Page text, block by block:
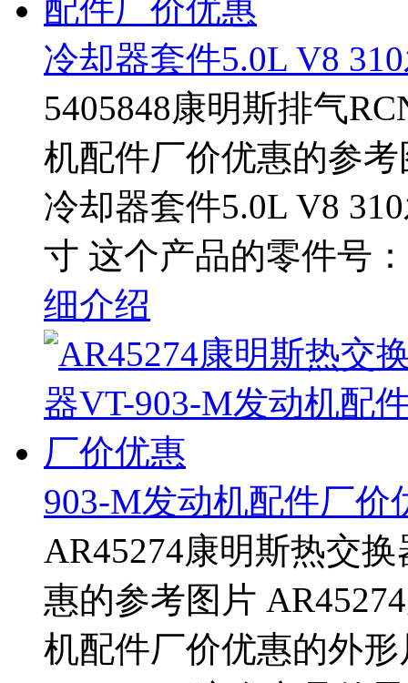
冷却器套件5.0L V8
5405848康明斯排气
机配件厂价优惠的参考
冷却器套件5.0L V8
寸 这个产品的零件号
细介绍
903-M发动机配件厂价
AR45274康明斯热交
惠的参考图片
机配件厂价优惠的外